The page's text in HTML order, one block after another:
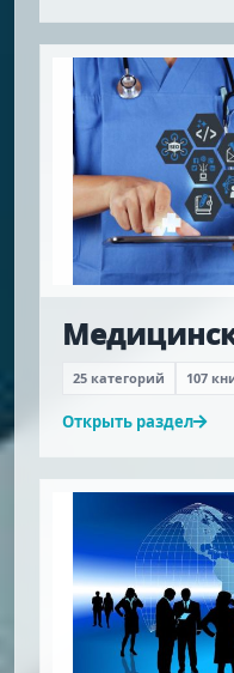
25 категорий 107
Открыть раздел